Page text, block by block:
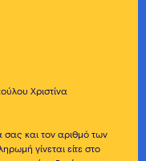
Χριστίνα
σας και τον αριθμό των
γίνεται είτε στο